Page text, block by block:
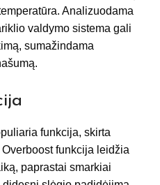
Analizuodama
valdymo sistema gali
sumažindama
funkcija, skirta
funkcija leidžia
paprastai smarkiai